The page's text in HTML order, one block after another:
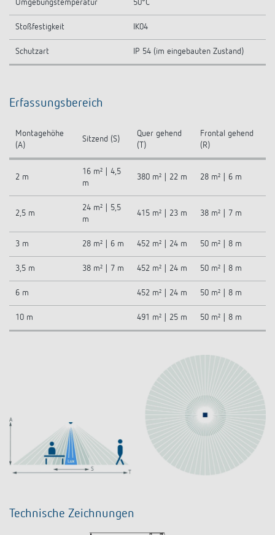
Umgebungstemperatur 50°C
Stoßfestigkeit IK04
Schutzart IP 54 (im eingebauten Zustand)
Erfassungsbereich
Montagehöhe
(A)
Sitzend (S)
Quer gehend
(T)
Frontal gehend
(R)
2 m
16 m² | 4,5
m
380 m² | 22 m 28 m² | 6 m
2,5 m
24 m² | 5,5
m
415 m² | 23 m 38 m² | 7 m
3 m 28 m² | 6 m 452 m² | 24 m 50 m² | 8 m
3,5 m 38 m² | 7 m 452 m² | 24 m 50 m² | 8 m
6 m 452 m² | 24 m 50 m² | 8 m
10 m 491 m² | 25 m 50 m² | 8 m
Technische Zeichnungen